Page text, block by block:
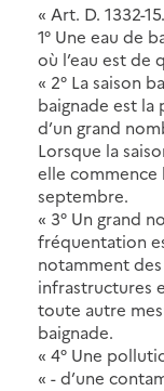
« Art. D. 1332-15.
1° Une eau de
où l’eau est de
« 2° La saison
baignade est
d’un grand
Lorsque la
elle commence
septembre.
« 3° Un grand
fréquentation
notamment
infrastructures
toute autre
baignade.
« 4° Une
« - d’une